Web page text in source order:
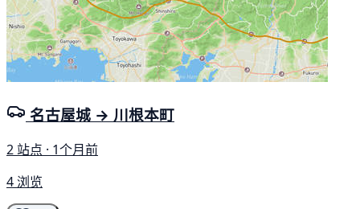
名古屋城 → 川根本町
2 站点 · 1个月前
4 浏览